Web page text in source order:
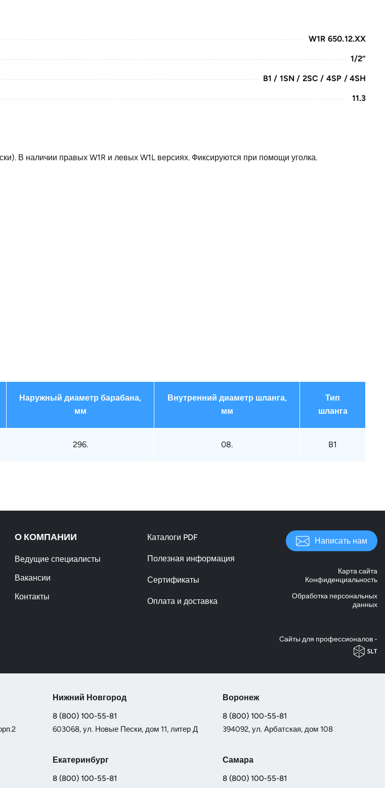
W1R 650.12.XX
1/2”
B1 / 1SN / 2SC / 4SP / 4SH
11.3
В наличии правых W1R и левых W1L версиях. Фиксируются при помощи уголка.
Наружный диаметр барабана,
мм
Внутренний диаметр шланга,
мм
Тип
шланга
296. 08. B1
О КОМПАНИИ
Ведущие специалисты
Вакансии
Контакты
Каталоги PDF
Полезная информация
Сертификаты
Оплата и доставка
Написать нам
Карта сайта
Конфиденциальность
Обработка персональных
данных
Cайты для профессионалов -
Нижний Новгород
8 (800) 100-55-81
603068, ул. Новые Пески, дом 11, литер Д
Воронеж
8 (800) 100-55-81
394092, ул. Арбатская, дом 108
Екатеринбург
8 (800) 100-55-81
Самара
8 (800) 100-55-81